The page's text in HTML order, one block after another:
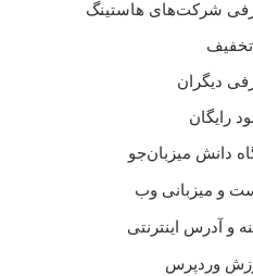
شرکت‌های هاستینگ
دیگران
رایگان
دانش میزبان‌جو
و میزبانی وب
و آدرس اینترنتی
وردپرس